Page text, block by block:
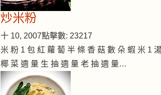
炒米粉
十 10, 2007點擊數: 23217
米 粉 1 包 紅 蘿 蔔 半 條 香 菇 數 朵 蝦 米 1
椰 菜 適 量 生 抽 適 量 老 抽 適 量…